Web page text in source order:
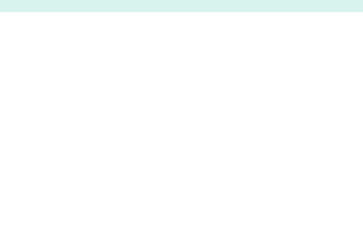
Sikkerhet Kirurgi Og Prosedyrer Helse